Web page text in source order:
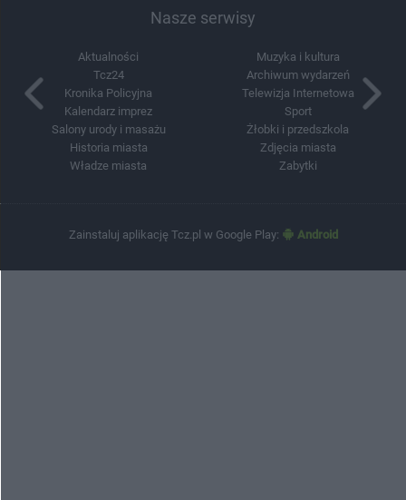
Nasze serwisy
Aktualności
Tcz24
Kronika Policyjna
Kalendarz imprez
Salony urody i masażu
Historia miasta
Władze miasta
Muzyka i kultura
Archiwum wydarzeń
Telewizja Internetowa
Sport
Żłobki i przedszkola
Zdjęcia miasta
Zabytki
Zainstaluj aplikację Tcz.pl w Google Play: Android